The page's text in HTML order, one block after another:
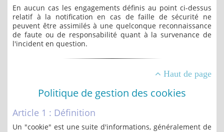
En aucun cas les engagements définis au point ci-dessus
relatif à la notification en cas de faille de sécurité ne
peuvent être assimilés à une quelconque reconnaissance
de faute ou de responsabilité quant à la survenance de
l'incident en question.
Haut de page
Politique de gestion des cookies
Article 1 : Définition
Un "cookie" est une suite d'informations, généralement de